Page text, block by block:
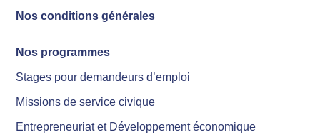
Nos conditions générales
Nos programmes
Stages pour demandeurs d’emploi
Missions de service civique
Entrepreneuriat et Développement économique